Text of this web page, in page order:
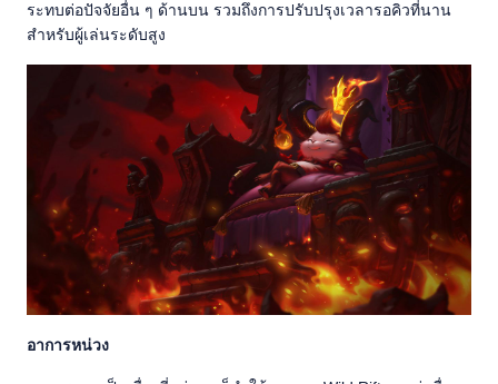
ระทบต่อปัจจัยอื่น ๆ ด้านบน รวมถึงการปรับปรุงเวลารอคิวที่นาน
สำหรับผู้เล่นระดับสูง
อาการหน่วง